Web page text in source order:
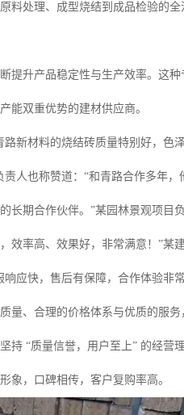
料处理、成型烧结到成品检验的
提升产品稳定性与生产效率。这
能双重优势的建材供应商。
新材料的烧结砖质量特别好，色
人也称赞道：“和青路合作多年，
长期合作伙伴。”某园林景观项目
效率高、效果好，非常满意！”某
应快，售后有保障，合作体验非
、合理的价格体系与优质的服务
持 “质量信誉，用户至上” 的经营
象，口碑相传，客户复购率高。